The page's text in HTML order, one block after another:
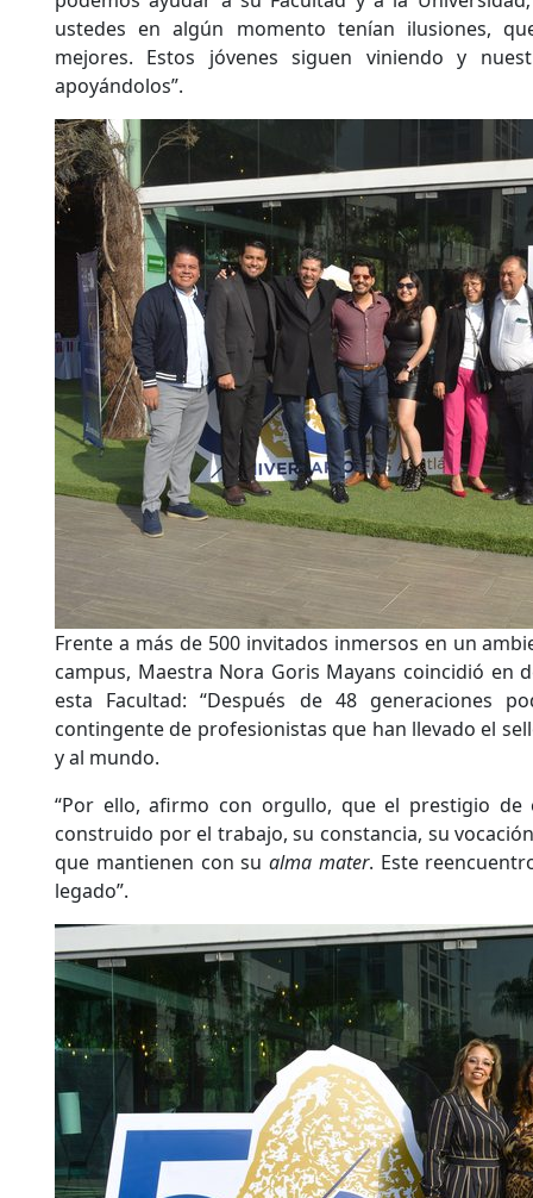
ustedes en algún momento tenían ilusiones,
mejores. Estos jóvenes siguen viniendo y
apoyándolos”.
Frente a más de 500 invitados inmersos en un
campus, Maestra Nora Goris Mayans coincidió en
esta Facultad: “Después de 48 generaciones
contingente de profesionistas que han llevado el
y al mundo.
“Por ello, afirmo con orgullo, que el prestigio de
construido por el trabajo, su constancia, su
que mantienen con sualma mater. Este
legado”.